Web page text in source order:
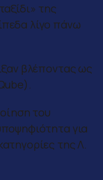
της
λίγο πάνω
βλέποντας ως
του
για
της Λ.